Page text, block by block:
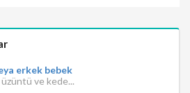
erkek bebek
ve kede...